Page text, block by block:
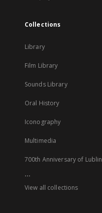
Collections
Library
Film Library
Sounds Library
Oral History
Iconography
Multimedia
700th Anniversary of Lublin
...
View all collections